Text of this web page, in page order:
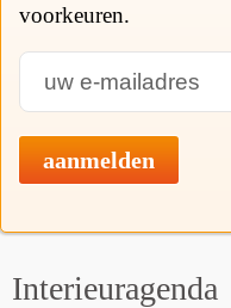
voorkeuren.
aanmelden
Interieuragenda